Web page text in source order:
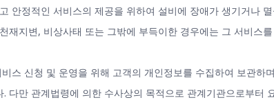
안정적인 서비스의 제공을 위하여 설비에 장애가 생기거나
재지변, 비상사태 또는 그밖에 부득이한 경우에는 그 서비스
스 신청 및 운영을 위해 고객의 개인정보를 수집하여 보관하
다만 관계법령에 의한 수사상의 목적으로 관계기관으로부터